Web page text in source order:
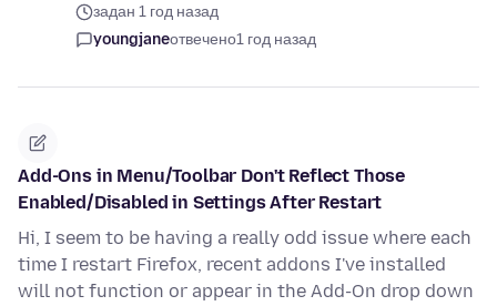
задан 1 год назад
youngjaneотвечено1 год назад
Add-Ons in Menu/Toolbar Don't Reflect Those
Enabled/Disabled in Settings After Restart
Hi, I seem to be having a really odd issue where each
time I restart Firefox, recent addons I've installed
will not function or appear in the Add-On drop down